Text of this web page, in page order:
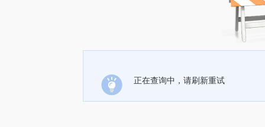
正在查询中，请刷新重试